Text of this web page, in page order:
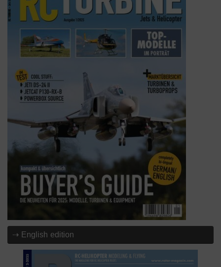
⇢ English edition